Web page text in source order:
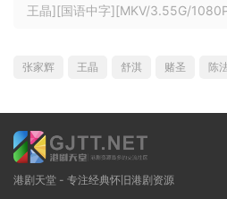
王晶][国语中字][MKV/3.55G/
张家辉 王晶 舒淇 赌圣 陈
港剧天堂 - 专注经典怀旧港剧资源